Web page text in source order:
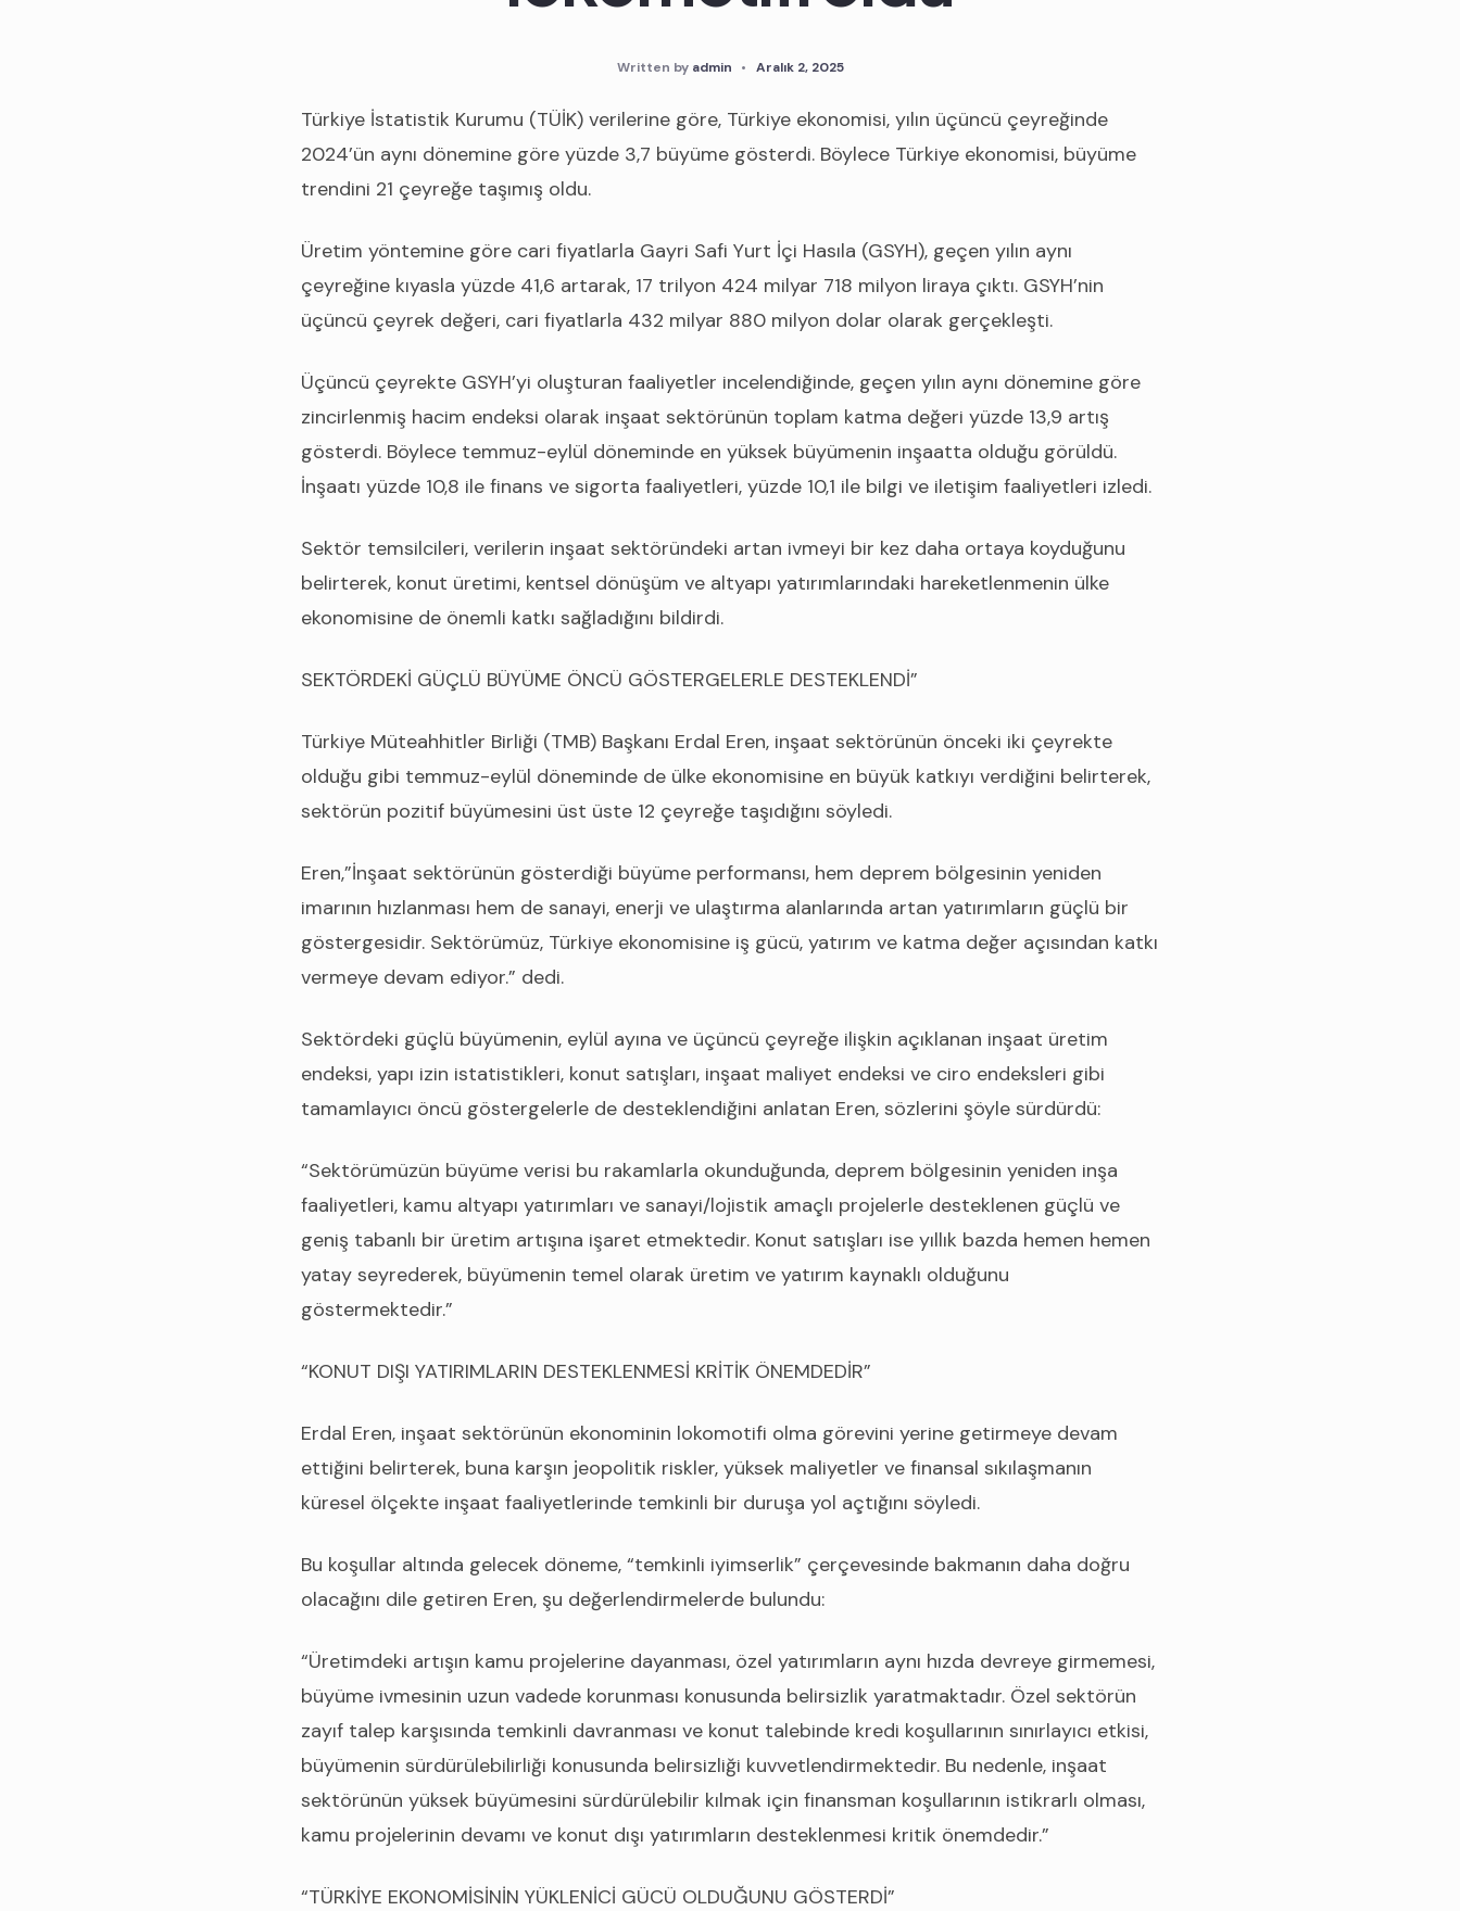
Written by admin • Aralık 2, 2025
Türkiye İstatistik Kurumu (TÜİK) verilerine göre, Türkiye ekonomisi, yılın üçüncü çeyreğinde
2024’ün aynı dönemine göre yüzde 3,7 büyüme gösterdi. Böylece Türkiye ekonomisi, büyüme
trendini 21 çeyreğe taşımış oldu.
Üretim yöntemine göre cari fiyatlarla Gayri Safi Yurt İçi Hasıla (GSYH), geçen yılın aynı
çeyreğine kıyasla yüzde 41,6 artarak, 17 trilyon 424 milyar 718 milyon liraya çıktı. GSYH’nin
üçüncü çeyrek değeri, cari fiyatlarla 432 milyar 880 milyon dolar olarak gerçekleşti.
Üçüncü çeyrekte GSYH’yi oluşturan faaliyetler incelendiğinde, geçen yılın aynı dönemine göre
zincirlenmiş hacim endeksi olarak inşaat sektörünün toplam katma değeri yüzde 13,9 artış
gösterdi. Böylece temmuz-eylül döneminde en yüksek büyümenin inşaatta olduğu görüldü.
İnşaatı yüzde 10,8 ile finans ve sigorta faaliyetleri, yüzde 10,1 ile bilgi ve iletişim faaliyetleri izledi.
Sektör temsilcileri, verilerin inşaat sektöründeki artan ivmeyi bir kez daha ortaya koyduğunu
belirterek, konut üretimi, kentsel dönüşüm ve altyapı yatırımlarındaki hareketlenmenin ülke
ekonomisine de önemli katkı sağladığını bildirdi.
SEKTÖRDEKİ GÜÇLÜ BÜYÜME ÖNCÜ GÖSTERGELERLE DESTEKLENDİ”
Türkiye Müteahhitler Birliği (TMB) Başkanı Erdal Eren, inşaat sektörünün önceki iki çeyrekte
olduğu gibi temmuz-eylül döneminde de ülke ekonomisine en büyük katkıyı verdiğini belirterek,
sektörün pozitif büyümesini üst üste 12 çeyreğe taşıdığını söyledi.
Eren,”İnşaat sektörünün gösterdiği büyüme performansı, hem deprem bölgesinin yeniden
imarının hızlanması hem de sanayi, enerji ve ulaştırma alanlarında artan yatırımların güçlü bir
göstergesidir. Sektörümüz, Türkiye ekonomisine iş gücü, yatırım ve katma değer açısından katkı
vermeye devam ediyor.” dedi.
Sektördeki güçlü büyümenin, eylül ayına ve üçüncü çeyreğe ilişkin açıklanan inşaat üretim
endeksi, yapı izin istatistikleri, konut satışları, inşaat maliyet endeksi ve ciro endeksleri gibi
tamamlayıcı öncü göstergelerle de desteklendiğini anlatan Eren, sözlerini şöyle sürdürdü:
“Sektörümüzün büyüme verisi bu rakamlarla okunduğunda, deprem bölgesinin yeniden inşa
faaliyetleri, kamu altyapı yatırımları ve sanayi/lojistik amaçlı projelerle desteklenen güçlü ve
geniş tabanlı bir üretim artışına işaret etmektedir. Konut satışları ise yıllık bazda hemen hemen
yatay seyrederek, büyümenin temel olarak üretim ve yatırım kaynaklı olduğunu
göstermektedir.”
“KONUT DIŞI YATIRIMLARIN DESTEKLENMESİ KRİTİK ÖNEMDEDİR”
Erdal Eren, inşaat sektörünün ekonominin lokomotifi olma görevini yerine getirmeye devam
ettiğini belirterek, buna karşın jeopolitik riskler, yüksek maliyetler ve finansal sıkılaşmanın
küresel ölçekte inşaat faaliyetlerinde temkinli bir duruşa yol açtığını söyledi.
Bu koşullar altında gelecek döneme, “temkinli iyimserlik” çerçevesinde bakmanın daha doğru
olacağını dile getiren Eren, şu değerlendirmelerde bulundu:
“Üretimdeki artışın kamu projelerine dayanması, özel yatırımların aynı hızda devreye girmemesi,
büyüme ivmesinin uzun vadede korunması konusunda belirsizlik yaratmaktadır. Özel sektörün
zayıf talep karşısında temkinli davranması ve konut talebinde kredi koşullarının sınırlayıcı etkisi,
büyümenin sürdürülebilirliği konusunda belirsizliği kuvvetlendirmektedir. Bu nedenle, inşaat
sektörünün yüksek büyümesini sürdürülebilir kılmak için finansman koşullarının istikrarlı olması,
kamu projelerinin devamı ve konut dışı yatırımların desteklenmesi kritik önemdedir.”
“TÜRKİYE EKONOMİSİNİN YÜKLENİCİ GÜCÜ OLDUĞUNU GÖSTERDİ”